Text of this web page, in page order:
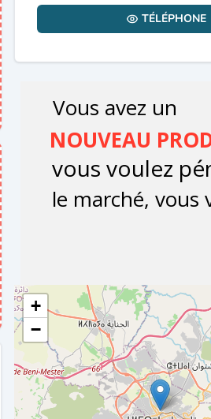
TÉLÉPHONE
+
−